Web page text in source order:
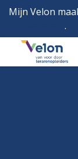
Mijn Velon
.
Menu